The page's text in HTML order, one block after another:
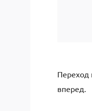
Переход
вперед.